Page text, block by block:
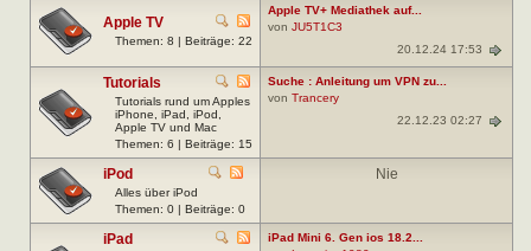
Apple TV
Themen: 8 | Beiträge: 22
Apple TV+ Mediathek auf...
von JU5T1C3
20.12.24 17:53
Tutorials
Tutorials rund um Apples
iPhone, iPad, iPod,
Apple TV und Mac
Themen: 6 | Beiträge: 15
Suche : Anleitung um VPN zu...
von Trancery
22.12.23 02:27
iPod
Alles über iPod
Themen: 0 | Beiträge: 0
Nie
iPad
iPad Mini 6. Gen ios 18.2...